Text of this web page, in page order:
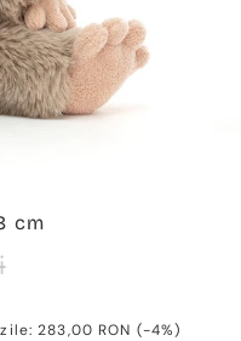
cm
zile:283,00 RON (-4%)